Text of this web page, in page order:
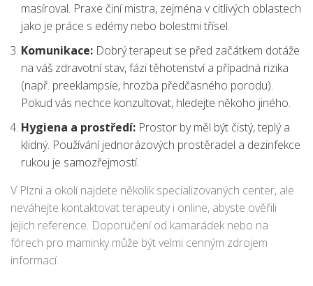
masíroval. Praxe činí mistra, zejména v citlivých oblastech
jako je práce s edémy nebo bolestmi třísel.
Komunikace: Dobrý terapeut se před začátkem dotáže
na váš zdravotní stav, fázi těhotenství a případná rizika
(např. preeklampsie, hrozba předčasného porodu).
Pokud vás nechce konzultovat, hledejte někoho jiného.
Hygiena a prostředí: Prostor by měl být čistý, teplý a
klidný. Používání jednorázových prostěradel a dezinfekce
rukou je samozřejmostí.
V Plzni a okolí najdete několik specializovaných center, ale
neváhejte kontaktovat terapeuty i online, abyste ověřili
jejich reference. Doporučení od kamarádek nebo na
fórech pro maminky může být velmi cenným zdrojem
informací.